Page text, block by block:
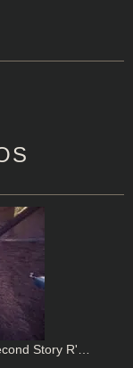
Story R'…